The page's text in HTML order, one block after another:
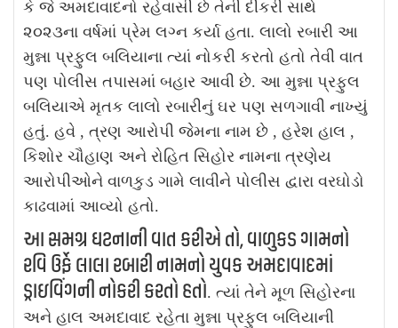
કે જે અમદાવાદનો રહેવાસી છે તેની દીકરી સાથે
૨૦૨૩ના વર્ષમાં પ્રેમ લગ્ન કર્યા હતા. લાલો રબારી આ
મુન્ના પ્રફુલ બલિયાના ત્યાં નોકરી કરતો હતો તેવી વાત
પણ પોલીસ તપાસમાં બહાર આવી છે. આ મુન્ના પ્રફુલ
બલિયાએ મૃતક લાલો રબારીનું ઘર પણ સળગાવી નાખ્યું
હતું. હવે , ત્રણ આરોપી જેમના નામ છે , હરેશ હાલ ,
કિશોર ચૌહાણ અને રોહિત સિહોર નામના ત્રણેય
આરોપીઓને વાળકુડ ગામે લાવીને પોલીસ દ્વારા વરઘોડો
કાઢવામાં આવ્યો હતો.
આ સમગ્ર ઘટનાની વાત કરીએ તો, વાળુકડ ગામનો
રવિ ઉર્ફે લાલા રબારી નામનો યુવક અમદાવાદમાં
ડ્રાઇવિંગની નોકરી કરતો હતો. ત્યાં તેને મૂળ સિહોરના
અને હાલ અમદાવાદ રહેતા મુન્ના પ્રફુલ બલિયાની